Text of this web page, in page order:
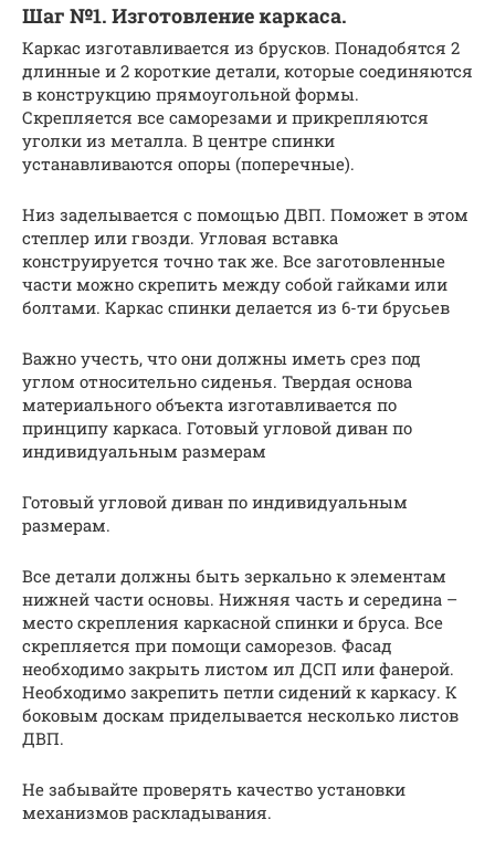
Шаг №1. Изготовление каркаса.
Каркас изготавливается из брусков. Понадобятся 2
длинные и 2 короткие детали, которые соединяются
в конструкцию прямоугольной формы.
Скрепляется все саморезами и прикрепляются
уголки из металла. В центре спинки
устанавливаются опоры (поперечные).
Низ заделывается с помощью ДВП. Поможет в этом
степлер или гвозди. Угловая вставка
конструируется точно так же. Все заготовленные
части можно скрепить между собой гайками или
болтами. Каркас спинки делается из 6-ти брусьев
Важно учесть, что они должны иметь срез под
углом относительно сиденья. Твердая основа
материального объекта изготавливается по
принципу каркаса. Готовый угловой диван по
индивидуальным размерам
Готовый угловой диван по индивидуальным
размерам.
Все детали должны быть зеркально к элементам
нижней части основы. Нижняя часть и середина –
место скрепления каркасной спинки и бруса. Все
скрепляется при помощи саморезов. Фасад
необходимо закрыть листом ил ДСП или фанерой.
Необходимо закрепить петли сидений к каркасу. К
боковым доскам приделывается несколько листов
ДВП.
Не забывайте проверять качество установки
механизмов раскладывания.